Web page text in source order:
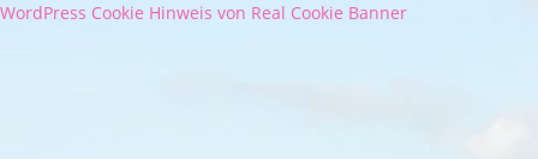
WordPress Cookie Hinweis von Real Cookie Banner